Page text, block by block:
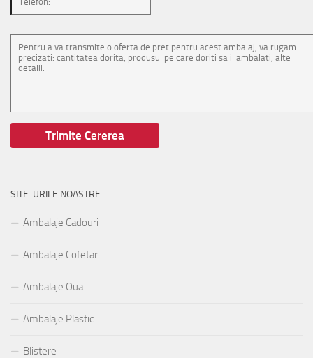
SITE-URILE NOASTRE
Ambalaje Cadouri
Ambalaje Cofetarii
Ambalaje Oua
Ambalaje Plastic
Blistere